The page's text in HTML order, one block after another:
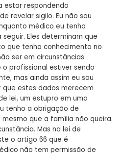
estar respondendo
revelar sigilo. Eu não sou
médico eu tenho
Eles determinam que
que tenha conhecimento no
ser em circunstâncias
o profissional estiver sendo
mas ainda assim eu sou
estes dados merecem
lei, um estupro em uma
tenho a obrigação de
que a família não queira.
Mas na lei de
o artigo 66 que é
não tem permissão de